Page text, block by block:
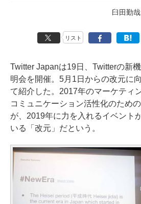
臼田勤哉
リスト
Twitter Japanは19日、Twitterの新
明会を開催。5月1日からの改元に
て紹介した。2017年のマーケティ
コミュニケーション活性化のため
が、2019年に力を入れるイベント
いる「改元」だという。